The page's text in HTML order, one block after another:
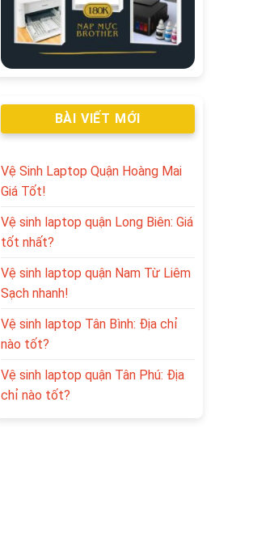
BÀI VIẾT MỚI
Vệ Sinh Laptop Quận Hoàng Mai
Giá Tốt!
Vệ sinh laptop quận Long Biên: Giá
tốt nhất?
Vệ sinh laptop quận Nam Từ Liêm
Sạch nhanh!
Vệ sinh laptop Tân Bình: Địa chỉ
nào tốt?
Vệ sinh laptop quận Tân Phú: Địa
chỉ nào tốt?